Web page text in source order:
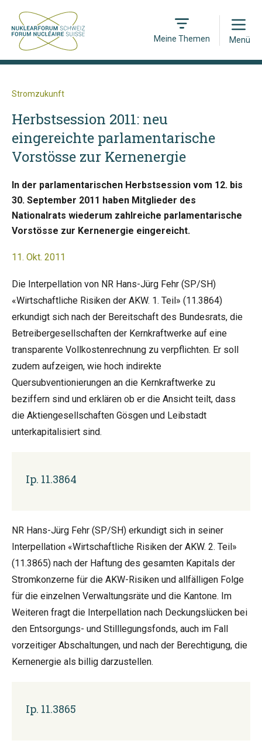
Meine Themen
Open
Menü
Stromzukunft
Herbstsession 2011: neu
eingereichte parlamentarische
Vorstösse zur Kernenergie
In der parlamentarischen Herbstsession vom 12. bis
30. September 2011 haben Mitglieder des
Nationalrats wiederum zahlreiche parlamentarische
Vorstösse zur Kernenergie eingereicht.
11. Okt. 2011
Die Interpellation von NR Hans-Jürg Fehr (SP/SH)
«Wirtschaftliche Risiken der AKW. 1. Teil» (11.3864)
erkundigt sich nach der Bereitschaft des Bundesrats, die
Betreibergesellschaften der Kernkraftwerke auf eine
transparente Vollkostenrechnung zu verpflichten. Er soll
zudem aufzeigen, wie hoch indirekte
Quersubventionierungen an die Kernkraftwerke zu
beziffern sind und erklären ob er die Ansicht teilt, dass
die Aktiengesellschaften Gösgen und Leibstadt
unterkapitalisiert sind.
Ip. 11.3864
NR Hans-Jürg Fehr (SP/SH) erkundigt sich in seiner
Interpellation «Wirtschaftliche Risiken der AKW. 2. Teil»
(11.3865) nach der Haftung des gesamten Kapitals der
Stromkonzerne für die AKW-Risiken und allfälligen Folge
für die einzelnen Verwaltungsräte und die Kantone. Im
Weiteren fragt die Interpellation nach Deckungslücken bei
den Entsorgungs- und Stilllegungsfonds, auch im Fall
vorzeitiger Abschaltungen, und nach der Berechtigung, die
Kernenergie als billig darzustellen.
Ip. 11.3865